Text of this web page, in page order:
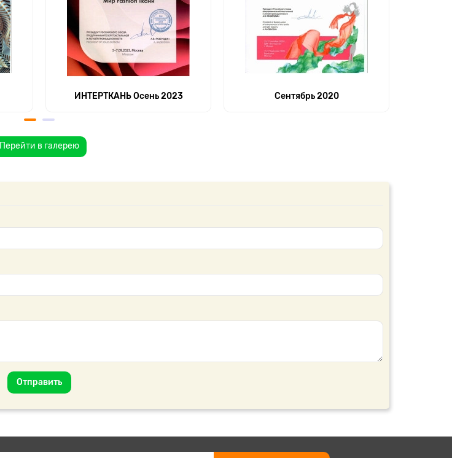
ИНТЕРТКАНЬ Осень 2023 Сентябрь 2020
Перейти в галерею
Отправить